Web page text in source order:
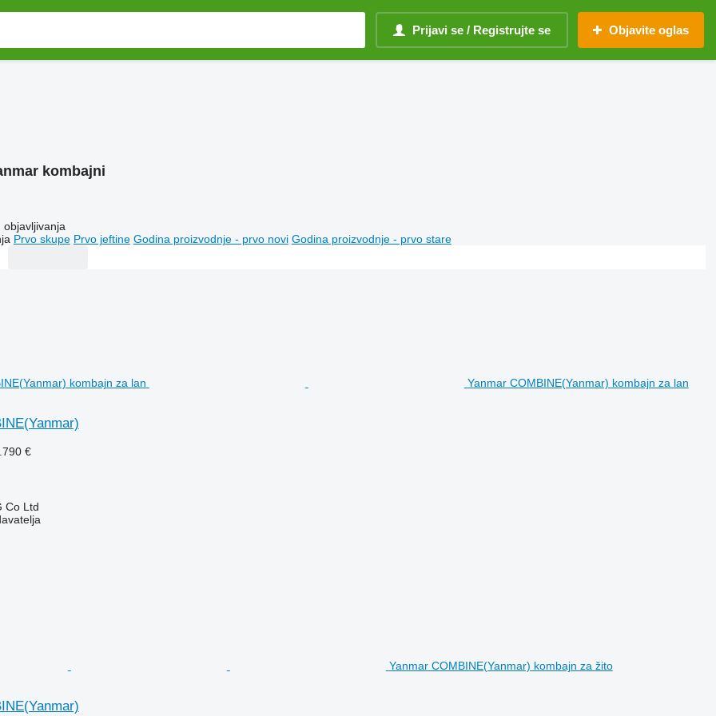
Prijavi se / Registrujte se Objavite oglas
kombajni
objavljivanja
Prvo skupe Prvo jeftine Godina proizvodnje - prvo novi Godina proizvodnje - prvo stare
Yanmar COMBINE(Yanmar) kombajn za lan
€
Co Ltd
Yanmar COMBINE(Yanmar) kombajn za žito